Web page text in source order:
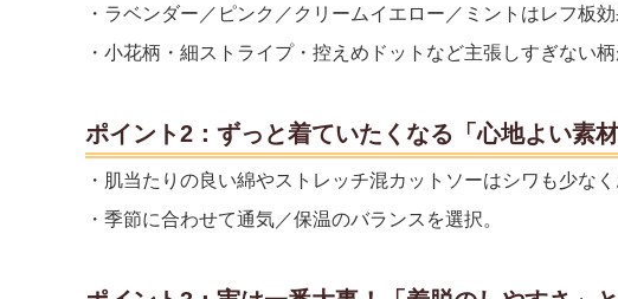
・ラベンダー／ピンク／クリームイエロー／ミントはレフ板効
・小花柄・細ストライプ・控えめドットなど主張しすぎない
ポイント2：ずっと着ていたくなる「心地よい素材
・肌当たりの良い綿やストレッチ混カットソーはシワも少なく
・季節に合わせて通気／保温のバランスを選択。